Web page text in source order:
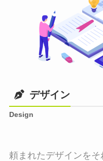
デザイン
Design
頼まれたデザインを